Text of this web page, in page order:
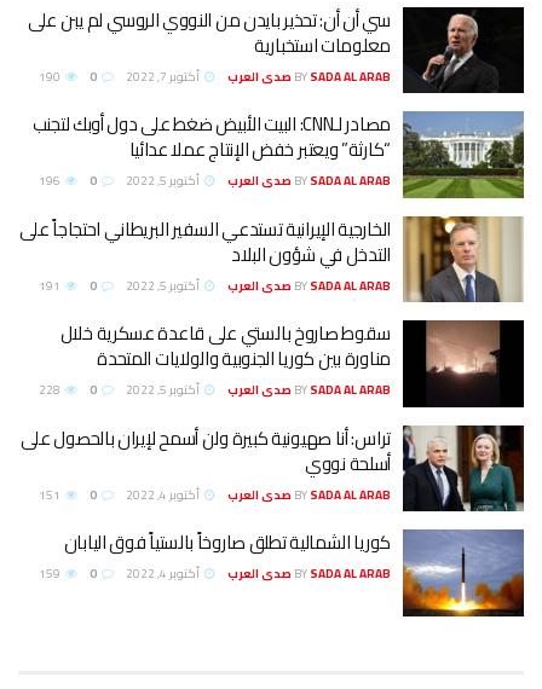
سي أن أن: تحذير بايدن من النووي الروسي لم يبن على
معلومات استخبارية
BYSADA AL ARAB صدى العرب أكتوبر 7, 2022
مصادر لـCNN: البيت الأبيض ضغط على دول أوبك لتجنب
“كارثة” ويعتبر خفض الإنتاج عملا عدائيا
BYSADA AL ARAB صدى العرب أكتوبر 5, 2022
الخارجية الإيرانية تستدعي السفير البريطاني احتجاجاً على
التدخل في شؤون البلاد
BYSADA AL ARAB صدى العرب أكتوبر 5, 2022
سقوط صاروخ بالستي على قاعدة عسكرية خلال
مناورة بين كوريا الجنوبية والولايات المتحدة
BYSADA AL ARAB صدى العرب أكتوبر 5, 2022
تراس: أنا صهيونية كبيرة ولن أسمح لإيران بالحصول على
أسلحة نووي
BYSADA AL ARAB صدى العرب أكتوبر 4, 2022
كوريا الشمالية تطلق صاروخاً بالستياً فوق اليابان
BYSADA AL ARAB صدى العرب أكتوبر 4, 2022